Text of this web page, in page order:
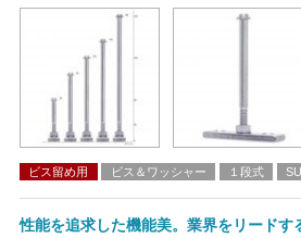
ビス留め用 ビス＆ワッシャー １段式
性能を追求した機能美。業界をリードす